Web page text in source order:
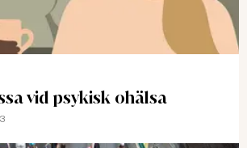
vid psykisk ohälsa